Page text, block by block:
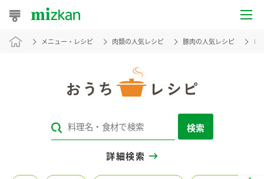
おうちレシピ
レシピカテゴリ一覧
メニュー・レシピ 肉類の人気レシピ 豚肉の人気レシピ レ
検索
詳細検索